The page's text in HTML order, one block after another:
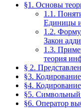
§1. Основы
1.1.
Единицы
1.2.
Закон
1.3.
теория
§ 2.
§3.
§4.
§5. Символьный
§6. Оператор